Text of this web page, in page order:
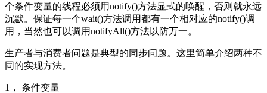
个条件变量的线程必须用notify()方法显式的唤醒，否则就永远
沉默。保证每一个wait()方法调用都有一个相对应的notify()调
用，当然也可以调用notifyAll()方法以防万一。
生产者与消费者问题是典型的同步问题。这里简单介绍两种不
同的实现方法。
1， 条件变量